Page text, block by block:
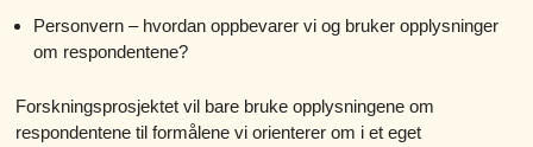
Personvern – hvordan oppbevarer vi og bruker opplysninger
om respondentene?
Forskningsprosjektet vil bare bruke opplysningene om
respondentene til formålene vi orienterer om i et eget